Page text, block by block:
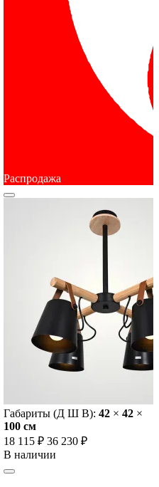
Распродажа
Габариты (Д Ш В): 42 × 42 ×
100 cм
18 115 ₽ 36 230 ₽
В наличии